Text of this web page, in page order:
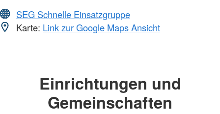
SEG Schnelle Einsatzgruppe
Karte: Link zur Google Maps Ansicht
Einrichtungen und
Gemeinschaften